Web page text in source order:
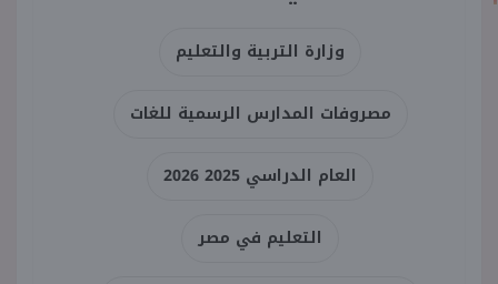
وزارة التربية والتعليم
مصروفات المدارس الرسمية للغات
العام الدراسي 2025 2026
التعليم في مصر